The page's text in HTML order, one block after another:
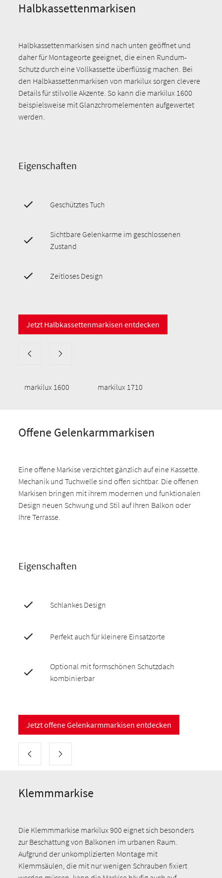
Halbkassettenmarkisen
Halbkassettenmarkisen sind nach unten geöffnet und
daher für Montageorte geeignet, die einen Rundum-
Schutz durch eine Vollkassette überflüssig machen. Bei
den Halbkassettenmarkisen von markilux sorgen clevere
Details für stilvolle Akzente. So kann die markilux 1600
beispielsweise mit Glanzchromelementen aufgewertet
werden.
Eigenschaften
Geschütztes Tuch
Sichtbare Gelenkarme im geschlossenen
Zustand
Zeitloses Design
Jetzt Halbkassettenmarkisen entdecken
markilux 1600 markilux 1710
Offene Gelenkarmmarkisen
Eine offene Markise verzichtet gänzlich auf eine Kassette.
Mechanik und Tuchwelle sind offen sichtbar. Die offenen
Markisen bringen mit ihrem modernen und funktionalen
Design neuen Schwung und Stil auf Ihren Balkon oder
Ihre Terrasse.
Eigenschaften
Schlankes Design
Perfekt auch für kleinere Einsatzorte
Optional mit formschönen Schutzdach
kombinierbar
Jetzt offene Gelenkarmmarkisen entdecken
Klemmmarkise
Die Klemmmarkise markilux 900 eignet sich besonders
zur Beschattung von Balkonen im urbanen Raum.
Aufgrund der unkomplizierten Montage mit
Klemmsäulen, die mit nur wenigen Schrauben fixiert